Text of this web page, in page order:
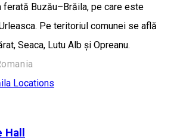
ferată Buzău–Brăila, pe care este
Pe teritoriul comunei se află
Seaca, Lutu Alb și Opreanu.
Locations
Hall